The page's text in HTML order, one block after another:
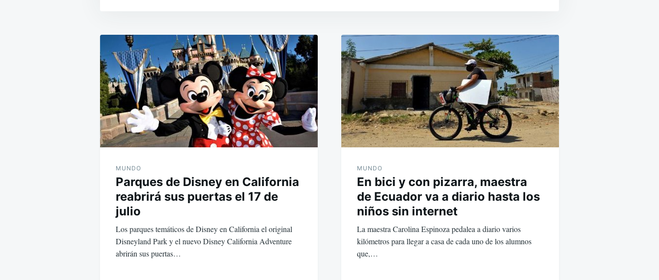
Navegación
de
entradas
MUNDO
Parques de Disney en California
reabrirá sus puertas el 17 de
julio
Los parques temáticos de Disney en California el original
Disneyland Park y el nuevo Disney California Adventure
abrirán sus puertas…
MUNDO
En bici y con pizarra, maestra
de Ecuador va a diario hasta los
niños sin internet
La maestra Carolina Espinoza pedalea a diario varios
kilómetros para llegar a casa de cada uno de los alumnos
que,…